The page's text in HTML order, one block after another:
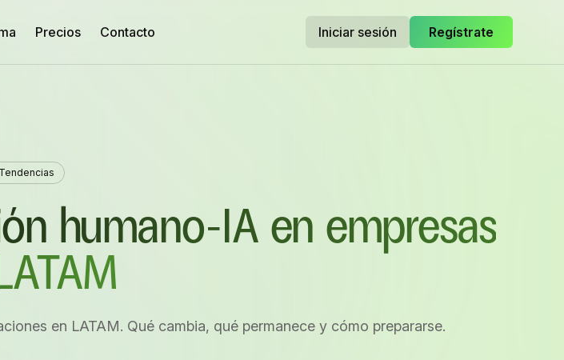
Precios Contacto Iniciar sesión Regístrate
Tendencias
humano-IA en empresas
en LATAM. Qué cambia, qué permanece y cómo prepararse.